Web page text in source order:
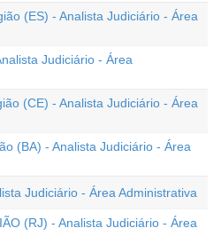
(ES) - Analista Judiciário - Área
Judiciário - Área
(CE) - Analista Judiciário - Área
(BA) - Analista Judiciário - Área
Judiciário - Área Administrativa
(RJ) - Analista Judiciário - Área